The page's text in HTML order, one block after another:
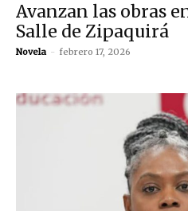
Avanzan las obras
Salle de Zipaquirá
Novela - febrero 17, 2026